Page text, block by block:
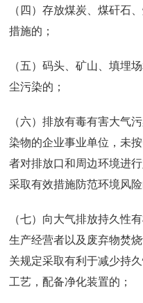
（四）存放煤炭、煤矸石
措施的；
（五）码头、矿山、填埋
尘污染的；
（六）排放有毒有害大气
染物的企业事业单位，未
者对排放口和周边环境进
采取有效措施防范环境风险
（七）向大气排放持久性
生产经营者以及废弃物焚
关规定采取有利于减少持
工艺，配备净化装置的；